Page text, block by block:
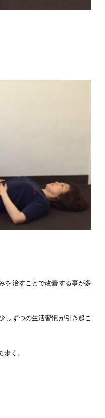
を治すことで改善する事が多
しずつの生活習慣が引き起こ
く。